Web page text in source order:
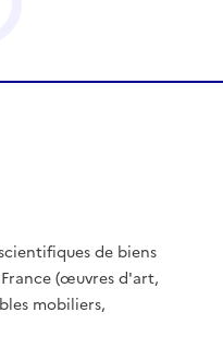
de biens
(œuvres d'art,
mobiliers,